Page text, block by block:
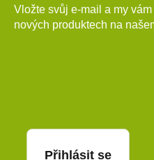
Vložte svůj e-mail a my
nových produktech na
Přihlásit se